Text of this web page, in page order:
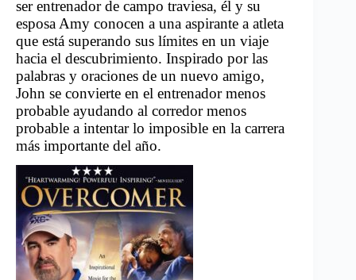
ser entrenador de campo traviesa, él y su
esposa Amy conocen a una aspirante a atleta
que está superando sus límites en un viaje
hacia el descubrimiento. Inspirado por las
palabras y oraciones de un nuevo amigo,
John se convierte en el entrenador menos
probable ayudando al corredor menos
probable a intentar lo imposible en la carrera
más importante del año.